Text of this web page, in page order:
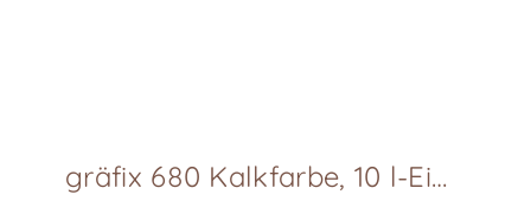
gräfix 680 Kalkfarbe, 10 l-Eimer